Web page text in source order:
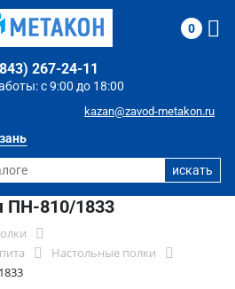
с 9:00 до 18:00
267-24-11
kazan@zavod-metakon.ru
0
ПН-810/1833
Настольные полки